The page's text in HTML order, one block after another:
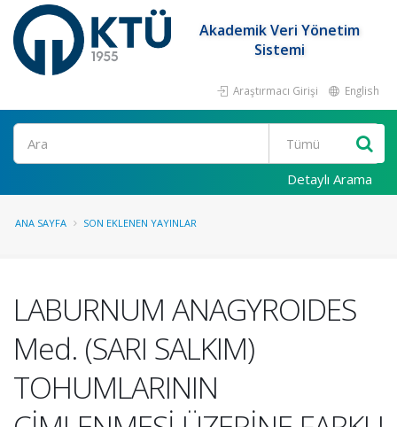
Akademik Veri Yönetim
Sistemi
Araştırmacı Girişi English
Ara
Detaylı Arama
ANA SAYFA SON EKLENEN YAYINLAR
LABURNUM ANAGYROIDES
Med. (SARI SALKIM)
TOHUMLARININ